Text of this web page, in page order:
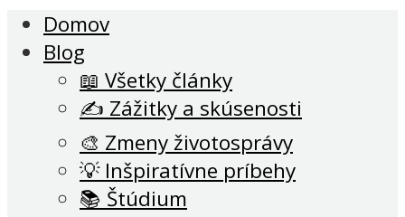
Domov
Blog
📖 Všetky články
✍️ Zážitky a skúsenosti
🎨 Zmeny životosprávy
💡 Inšpiratívne príbehy
📚 Štúdium